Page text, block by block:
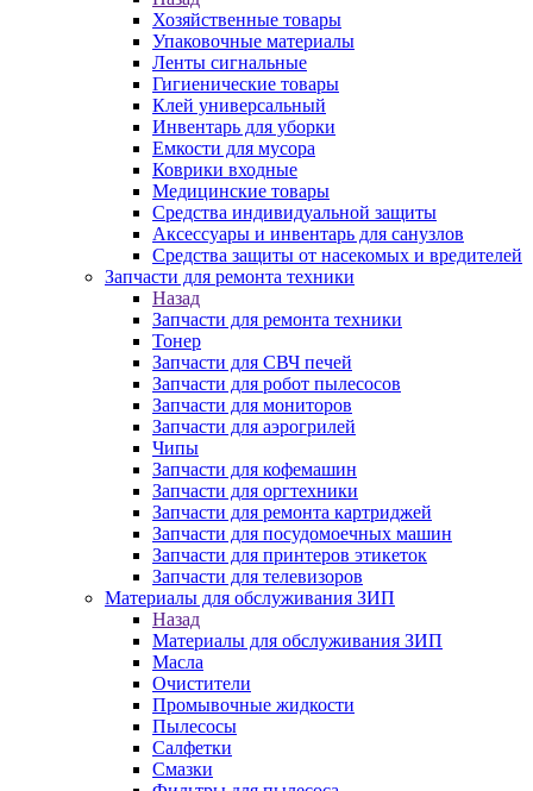
Хозяйственные товары
Упаковочные материалы
Ленты сигнальные
Гигиенические товары
Клей универсальный
Инвентарь для уборки
Емкости для мусора
Коврики входные
Медицинские товары
Средства индивидуальной защиты
Аксессуары и инвентарь для санузлов
Средства защиты от насекомых и вредителей
Запчасти для ремонта техники
Назад
Запчасти для ремонта техники
Тонер
Запчасти для СВЧ печей
Запчасти для робот пылесосов
Запчасти для мониторов
Запчасти для аэрогрилей
Чипы
Запчасти для кофемашин
Запчасти для оргтехники
Запчасти для ремонта картриджей
Запчасти для посудомоечных машин
Запчасти для принтеров этикеток
Запчасти для телевизоров
Материалы для обслуживания ЗИП
Назад
Материалы для обслуживания ЗИП
Масла
Очистители
Промывочные жидкости
Пылесосы
Салфетки
Смазки